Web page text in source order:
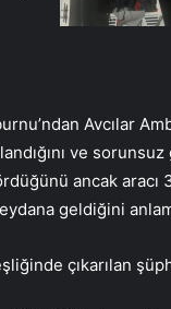
Avcılar
ve
ancak
geldiğini
çıkarılan